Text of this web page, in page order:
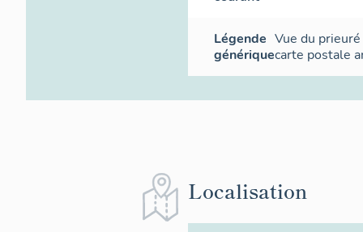
Légende
générique
Vue du
carte postale
Localisation